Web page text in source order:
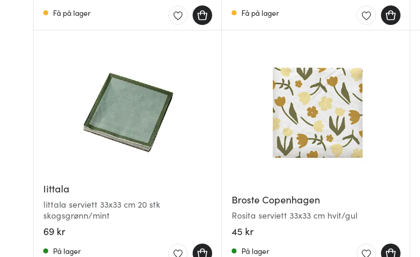
Få på lager Få på lager
Iittala
Iittala serviett 33x33 cm 20 stk
skogsgrønn/mint
69 kr
På lager
Broste Copenhagen
Rosita serviett 33x33 cm hvit/gul
45 kr
På lager